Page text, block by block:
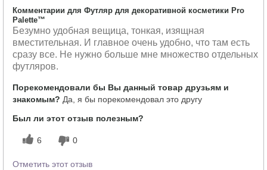
Комментарии для Футляр для декоративной косметики Pro
Palette™
Безумно удобная вещица, тонкая, изящная
вместительная. И главное очень удобно, что там есть
сразу все. Не нужно больше мне множество отдельных
футляров.
Порекомендовали бы Вы данный товар друзьям и
знакомым? Да, я бы порекомендовал это другу
Был ли этот отзыв полезным?
6 0
Отметить этот отзыв